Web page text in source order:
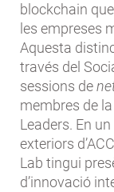
blockchain
les empreses
Aquesta
través del
sessions de
membres de
Leaders. En
exteriors
Lab tingui
d’innovació